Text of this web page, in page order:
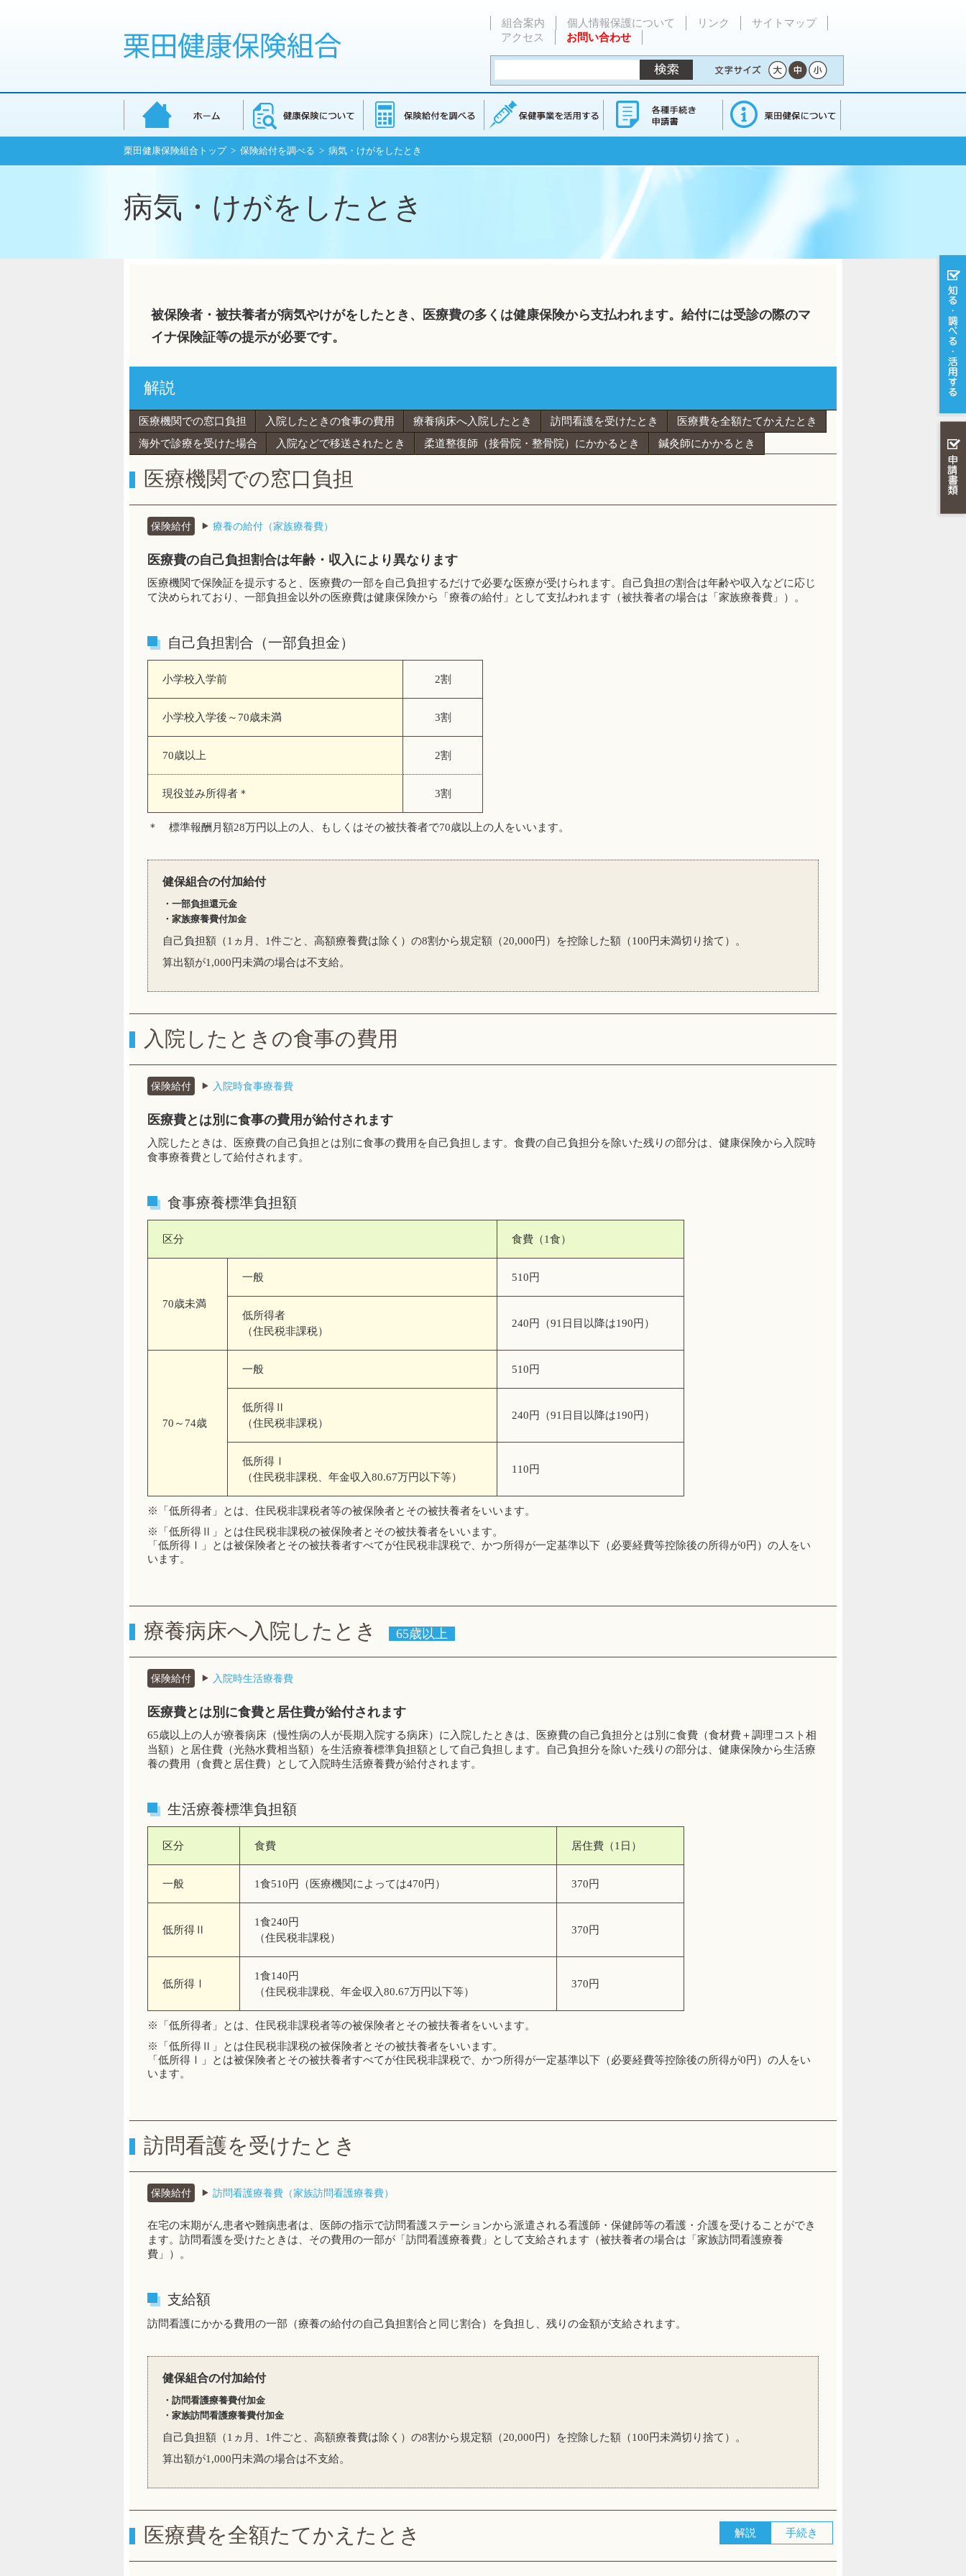
組合案内 個人情報保護について リンク
サイトマップ
アクセス
お問い合わせ
栗田健康保険組合トップ> 保険給付を調べる > 病気・けがをしたとき
病気・けがをしたとき
被保険者・被扶養者が病気やけがをしたとき、医療費の多くは健康保険から支払われます。給付には受診の際のマ
イナ保険証等の提示が必要です。
解説
医療機関での窓口負担 入院したときの食事の費用 療養病床へ入院したとき 訪問看護を受けたとき
医療費を全額たてかえたとき
海外で診療を受けた場合
入院などで移送されたとき 柔道整復師（接骨院・整骨院）にかかるとき 鍼灸師にかかるとき
医療機関での窓口負担
保険給付 療養の給付（家族療養費）
医療費の自己負担割合は年齢・収入により異なります
医療機関で保険証を提示すると、医療費の一部を自己負担するだけで必要な医療が受けられます。自己負担の割合は年齢や収入などに応じ
て決められており、一部負担金以外の医療費は健康保険から「療養の給付」として支払われます（被扶養者の場合は「家族療養費」）。
自己負担割合（一部負担金）
小学校入学前 2割
小学校入学後～70歳未満 3割
70歳以上 2割
現役並み所得者＊ 3割
＊ 標準報酬月額28万円以上の人、もしくはその被扶養者で70歳以上の人をいいます。
健保組合の付加給付
・一部負担還元金
・家族療養費付加金
自己負担額（1ヵ月、1件ごと、高額療養費は除く）の8割から規定額（20,000円）を控除した額（100円未満切り捨て）。
算出額が1,000円未満の場合は不支給。
入院したときの食事の費用
保険給付 入院時食事療養費
医療費とは別に食事の費用が給付されます
入院したときは、医療費の自己負担とは別に食事の費用を自己負担します。食費の自己負担分を除いた残りの部分は、健康保険から入院時
食事療養費として給付されます。
食事療養標準負担額
区分 食費（1食）
70歳未満
一般 510円
低所得者
（住民税非課税）
240円（91日目以降は190円）
70～74歳
一般 510円
低所得Ⅱ
（住民税非課税）
240円（91日目以降は190円）
低所得Ⅰ
（住民税非課税、年金収入80.67万円以下等）
110円
※「低所得者」とは、住民税非課税者等の被保険者とその被扶養者をいいます。
※「低所得Ⅱ」とは住民税非課税の被保険者とその被扶養者をいいます。
「低所得Ⅰ」とは被保険者とその被扶養者すべてが住民税非課税で、かつ所得が一定基準以下（必要経費等控除後の所得が0円）の人をい
います。
療養病床へ入院したとき 65歳以上
保険給付 入院時生活療養費
医療費とは別に食費と居住費が給付されます
65歳以上の人が療養病床（慢性病の人が長期入院する病床）に入院したときは、医療費の自己負担分とは別に食費（食材費＋調理コスト相
当額）と居住費（光熱水費相当額）を生活療養標準負担額として自己負担します。自己負担分を除いた残りの部分は、健康保険から生活療
養の費用（食費と居住費）として入院時生活療養費が給付されます。
生活療養標準負担額
区分 食費 居住費（1日）
一般 1食510円（医療機関によっては470円） 370円
低所得Ⅱ
1食240円
（住民税非課税）
370円
低所得Ⅰ
1食140円
（住民税非課税、年金収入80.67万円以下等）
370円
※「低所得者」とは、住民税非課税者等の被保険者とその被扶養者をいいます。
※「低所得Ⅱ」とは住民税非課税の被保険者とその被扶養者をいいます。
「低所得Ⅰ」とは被保険者とその被扶養者すべてが住民税非課税で、かつ所得が一定基準以下（必要経費等控除後の所得が0円）の人をい
います。
訪問看護を受けたとき
保険給付 訪問看護療養費（家族訪問看護療養費）
在宅の末期がん患者や難病患者は、医師の指示で訪問看護ステーションから派遣される看護師・保健師等の看護・介護を受けることができ
ます。訪問看護を受けたときは、その費用の一部が「訪問看護療養費」として支給されます（被扶養者の場合は「家族訪問看護療養
費」）。
支給額
訪問看護にかかる費用の一部（療養の給付の自己負担割合と同じ割合）を負担し、残りの金額が支給されます。
健保組合の付加給付
・訪問看護療養費付加金
・家族訪問看護療養費付加金
自己負担額（1ヵ月、1件ごと、高額療養費は除く）の8割から規定額（20,000円）を控除した額（100円未満切り捨て）。
算出額が1,000円未満の場合は不支給。
医療費を全額たてかえたとき 解説 手続き